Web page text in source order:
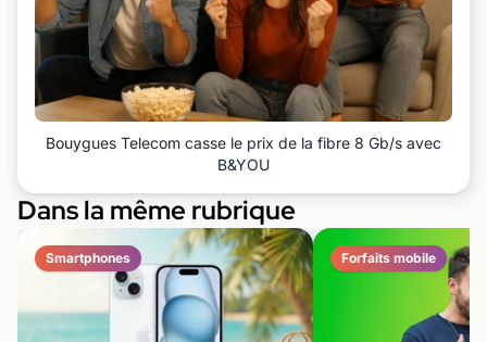
Bouygues Telecom casse le prix de la fibre 8 Gb/s avec
B&YOU
Dans la même rubrique
Smartphones Forfaits mobile